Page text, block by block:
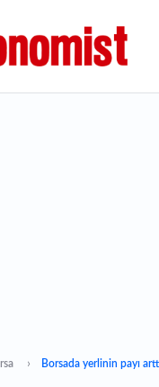
Borsada yerlinin payı